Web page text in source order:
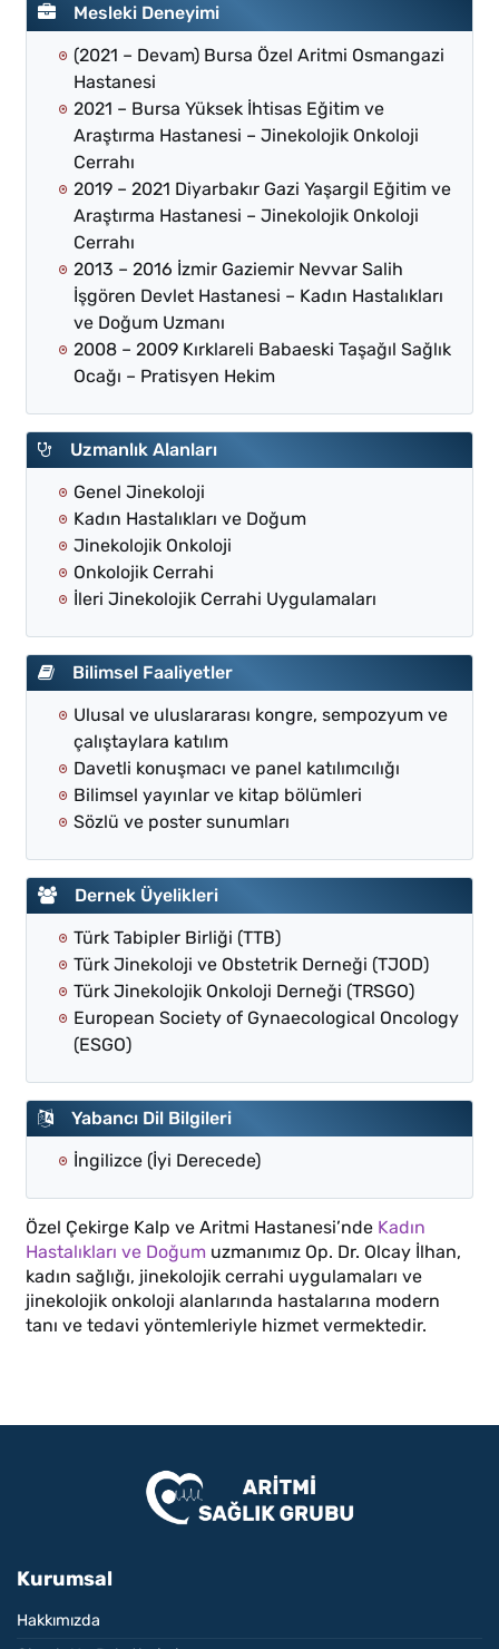
Mesleki Deneyimi
(2021 – Devam) Bursa Özel Aritmi Osmangazi
Hastanesi
2021 – Bursa Yüksek İhtisas Eğitim ve
Araştırma Hastanesi – Jinekolojik Onkoloji
Cerrahı
2019 – 2021 Diyarbakır Gazi Yaşargil Eğitim ve
Araştırma Hastanesi – Jinekolojik Onkoloji
Cerrahı
2013 – 2016 İzmir Gaziemir Nevvar Salih
İşgören Devlet Hastanesi – Kadın Hastalıkları
ve Doğum Uzmanı
2008 – 2009 Kırklareli Babaeski Taşağıl Sağlık
Ocağı – Pratisyen Hekim
Uzmanlık Alanları
Genel Jinekoloji
Kadın Hastalıkları ve Doğum
Jinekolojik Onkoloji
Onkolojik Cerrahi
İleri Jinekolojik Cerrahi Uygulamaları
Bilimsel Faaliyetler
Ulusal ve uluslararası kongre, sempozyum ve
çalıştaylara katılım
Davetli konuşmacı ve panel katılımcılığı
Bilimsel yayınlar ve kitap bölümleri
Sözlü ve poster sunumları
Dernek Üyelikleri
Türk Tabipler Birliği (TTB)
Türk Jinekoloji ve Obstetrik Derneği (TJOD)
Türk Jinekolojik Onkoloji Derneği (TRSGO)
European Society of Gynaecological Oncology
(ESGO)
Yabancı Dil Bilgileri
İngilizce (İyi Derecede)
Özel Çekirge Kalp ve Aritmi Hastanesi’nde Kadın
Hastalıkları ve Doğum uzmanımız Op. Dr. Olcay İlhan,
kadın sağlığı, jinekolojik cerrahi uygulamaları ve
jinekolojik onkoloji alanlarında hastalarına modern
tanı ve tedavi yöntemleriyle hizmet vermektedir.
Kurumsal
Hakkımızda